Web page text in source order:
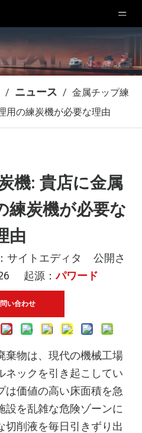
/ ニュース / 金属チップ練
用の練炭機が必要な理由
機: 貴店に金属
練炭機が必要な
由
サイトエディタ 公開さ
26 起源：パワード
い合わせ
棄物は、現代の機械工場
ネックを引き起こしてい
は価値の高い床面積を急
設を乱雑な危険ゾーンに
切削液を毎日引きずり出